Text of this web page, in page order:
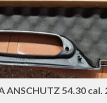
ANSCHUTZ 54.30 cal.